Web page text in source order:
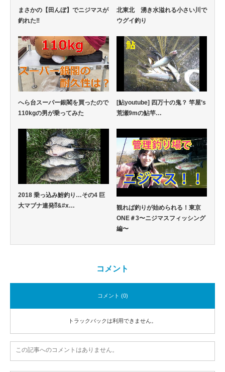
まさかの【田んぼ】でニジマスが
釣れた‼
北東北 湧き水溢れる小さい川で
ウグイ釣り
へら台スーパー銀閣を買ったので
110kgの男が乗ってみた
[鮎youtube] 四万十の鬼？ 竿屋’s
荒瀬9mの鮎竿…
2018 乗っ込み鮒釣り…その4 巨
大マブナ連発⁉&#x…
観れば釣りが始められる！東京
ONE＃3〜ニジマスフィッシング
編〜
コメント
コメント (0)
トラックバックは利用できません。
この記事へのコメントはありません。